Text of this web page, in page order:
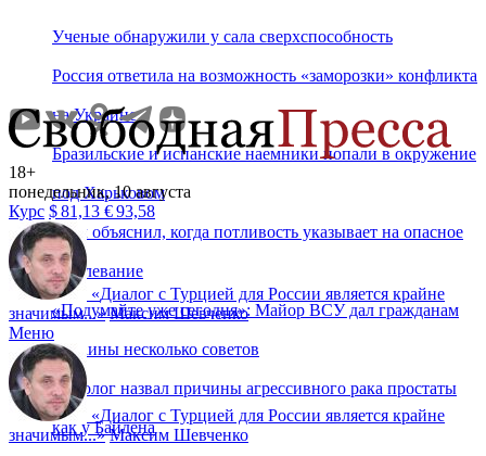
Ученые обнаружили у сала сверхспособность
Россия ответила на возможность «заморозки» конфликта
на Украине
Бразильские и испанские наемники попали в окружение
под Харьковом
Врач объяснил, когда потливость указывает на опасное
заболевание
«Подумайте уже сегодня»: Майор ВСУ дал гражданам
Украины несколько советов
Онколог назвал причины агрессивного рака простаты
как у Байдена
18+
понедельник, 10 августа
Курс $81,13 €93,58
«Диалог с Турцией для России является крайне
значимым...» Максим Шевченко
Меню
«Диалог с Турцией для России является крайне
значимым...» Максим Шевченко